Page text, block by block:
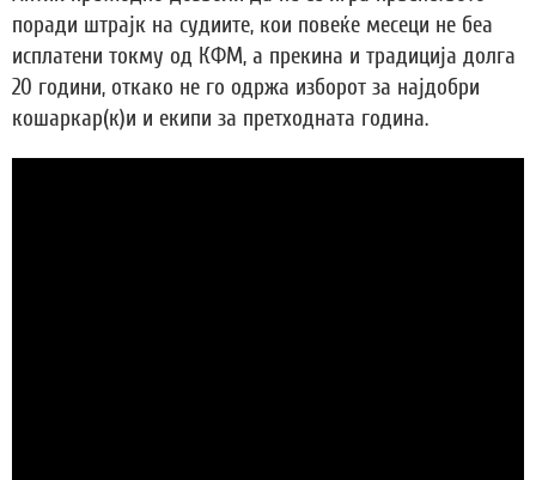
поради штрајк на судиите, кои повеќе месеци не беа
исплатени токму од КФМ, а прекина и традиција долга
20 години, откако не го одржа изборот за најдобри
кошаркар(к)и и екипи за претходната година.